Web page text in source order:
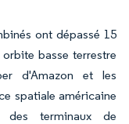
ont dépassé 15
basse terrestre
d'Amazon et les
spatiale américaine
terminaux de